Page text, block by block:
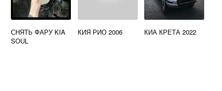
СНЯТЬ ФАРУ KIA
SOUL
КИЯ РИО 2006 КИА КРЕТА 2022